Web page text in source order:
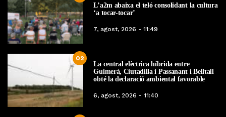
L’a2m abaixa el teló consolidant la cultura
‘a tocar-tocar’
7, agost, 2026 - 11:49
02
La central elèctrica híbrida entre
Guimerà, Ciutadilla i Passanant i Belltall
obté la declaració ambiental favorable
6, agost, 2026 - 11:40